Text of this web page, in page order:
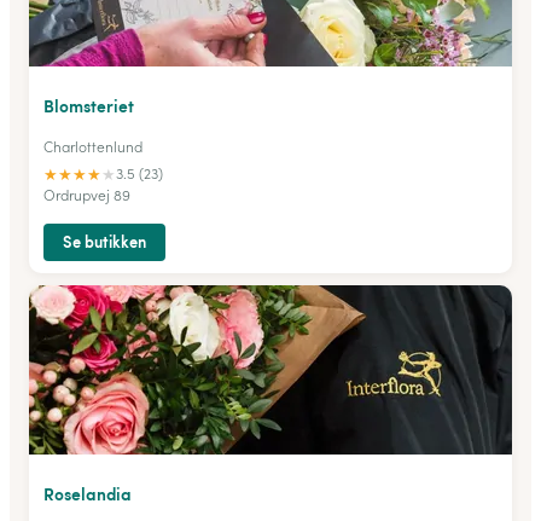
Blomsteriet
Charlottenlund
★★★★★3.5 (23)
Ordrupvej 89
Se butikken
Roselandia